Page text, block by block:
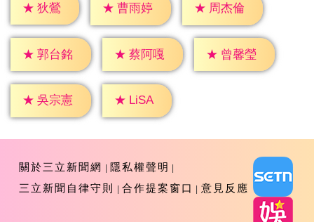
★ 狄鶯 ★ 曹雨婷 ★ 周杰倫
★ 郭台銘 ★ 蔡阿嘎 ★ 曾馨瑩
★ 吳宗憲 ★ LiSA
關於三立新聞網
隱私權聲明
三立新聞自律守則
合作提案窗口 意見反應